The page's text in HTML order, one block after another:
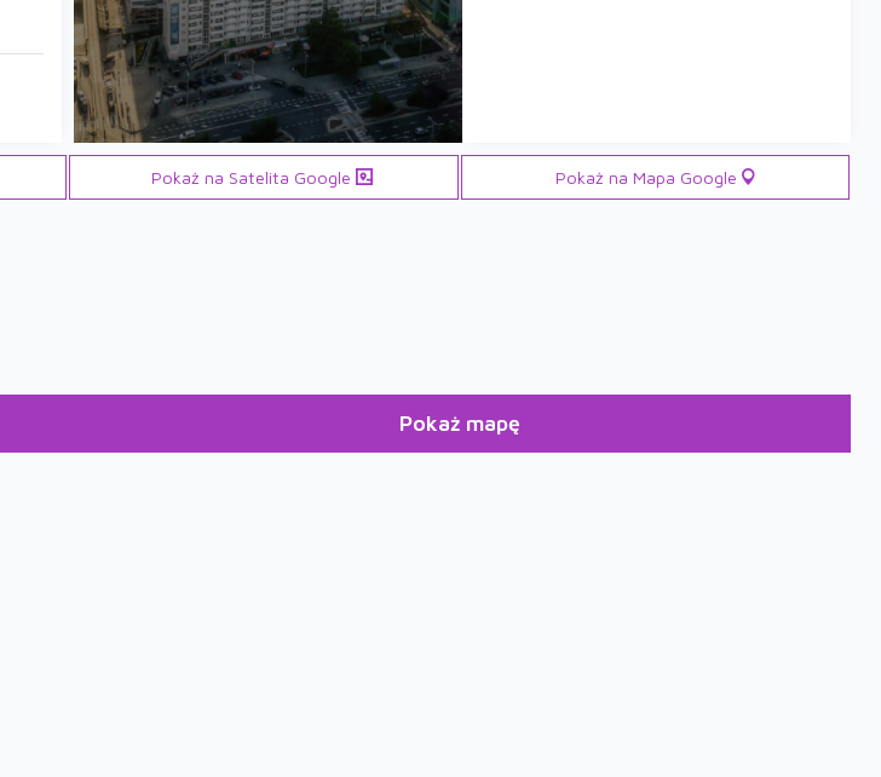
Pokaż na Satelita Google Pokaż na Mapa Google
Pokaż mapę